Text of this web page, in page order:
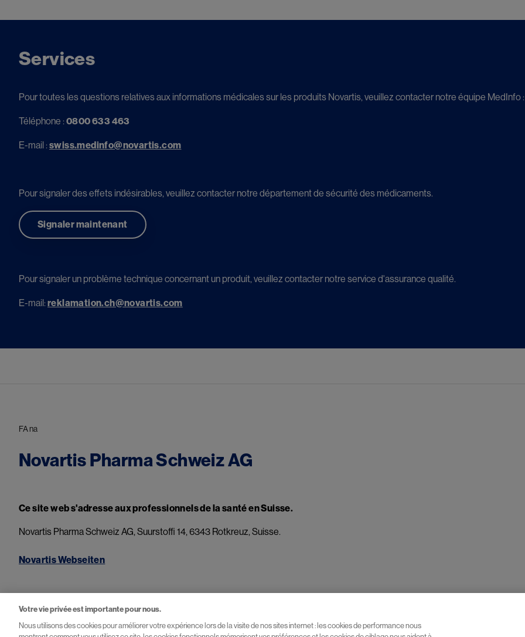
Services
Pour toutes les questions relatives aux informations médicales sur les produits Novartis, veuillez contacter notre équipe MedInfo :
Téléphone : 0800 633 463
E-mail : swiss.medinfo@novartis.com
Pour signaler des effets indésirables, veuillez contacter notre département de sécurité des médicaments.
Signaler maintenant
Pour signaler un problème technique concernant un produit, veuillez contacter notre service d'assurance qualité.
E-mail: reklamation.ch@novartis.com
FA na
Novartis Pharma Schweiz AG
Ce site web s'adresse aux professionnels de la santé en Suisse.
Novartis Pharma Schweiz AG, Suurstoffi 14, 6343 Rotkreuz, Suisse.
Novartis Webseiten​
Votre vie privée est importante pour nous.
Nous utilisons des cookies pour améliorer votre expérience lors de la visite de nos sites internet : les cookies de performance nous